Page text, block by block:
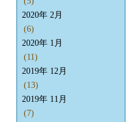
2020年 2月
(6)
2020年 1月
(11)
2019年 12月
(13)
2019年 11月
(7)